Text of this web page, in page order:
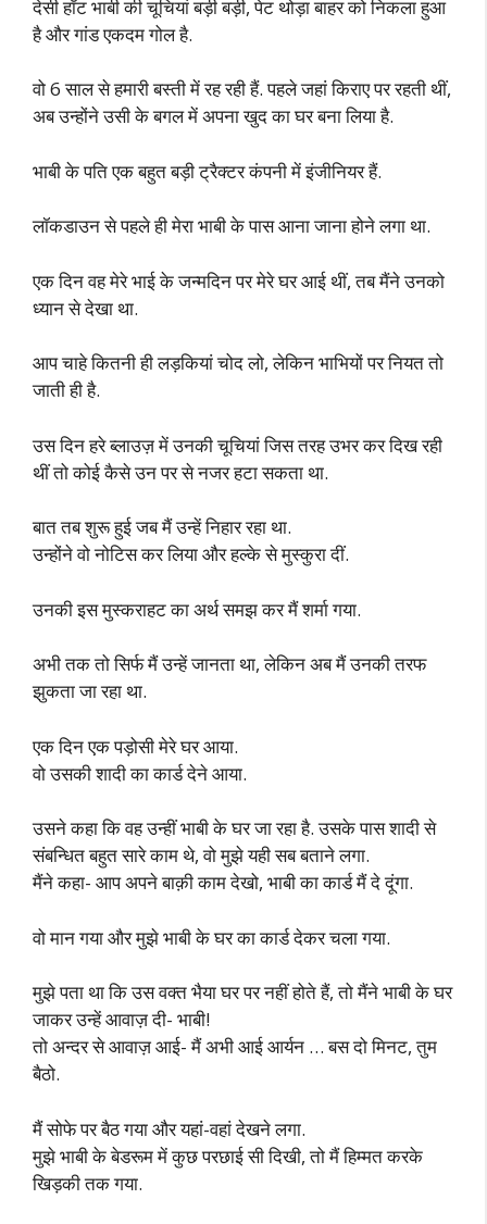
देसी हॉट भाबी की चूचियां बड़ी बड़ी, पेट थोड़ा बाहर को निकला हुआ
है और गांड एकदम गोल है.
वो 6 साल से हमारी बस्ती में रह रही हैं. पहले जहां किराए पर रहती थीं,
अब उन्होंने उसी के बगल में अपना खुद का घर बना लिया है.
भाबी के पति एक बहुत बड़ी ट्रैक्टर कंपनी में इंजीनियर हैं.
लॉकडाउन से पहले ही मेरा भाबी के पास आना जाना होने लगा था.
एक दिन वह मेरे भाई के जन्मदिन पर मेरे घर आई थीं, तब मैंने उनको
ध्यान से देखा था.
आप चाहे कितनी ही लड़कियां चोद लो, लेकिन भाभियों पर नियत तो
जाती ही है.
उस दिन हरे ब्लाउज़ में उनकी चूचियां जिस तरह उभर कर दिख रही
थीं तो कोई कैसे उन पर से नजर हटा सकता था.
बात तब शुरू हुई जब मैं उन्हें निहार रहा था.
उन्होंने वो नोटिस कर लिया और हल्के से मुस्कुरा दीं.
उनकी इस मुस्कराहट का अर्थ समझ कर मैं शर्मा गया.
अभी तक तो सिर्फ मैं उन्हें जानता था, लेकिन अब मैं उनकी तरफ
झुकता जा रहा था.
एक दिन एक पड़ोसी मेरे घर आया.
वो उसकी शादी का कार्ड देने आया.
उसने कहा कि वह उन्हीं भाबी के घर जा रहा है. उसके पास शादी से
संबन्धित बहुत सारे काम थे, वो मुझे यही सब बताने लगा.
मैंने कहा- आप अपने बाक़ी काम देखो, भाबी का कार्ड मैं दे दूंगा.
वो मान गया और मुझे भाबी के घर का कार्ड देकर चला गया.
मुझे पता था कि उस वक्त भैया घर पर नहीं होते हैं, तो मैंने भाबी के घर
जाकर उन्हें आवाज़ दी- भाबी!
तो अन्दर से आवाज़ आई- मैं अभी आई आर्यन … बस दो मिनट, तुम
बैठो.
मैं सोफे पर बैठ गया और यहां-वहां देखने लगा.
मुझे भाबी के बेडरूम में कुछ परछाई सी दिखी, तो मैं हिम्मत करके
खिड़की तक गया.